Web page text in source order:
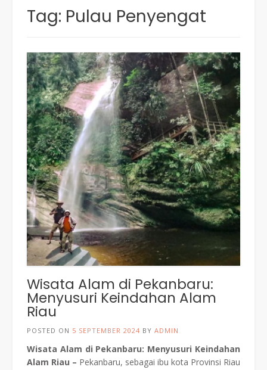
Tag: Pulau Penyengat
Wisata Alam di Pekanbaru:
Menyusuri Keindahan Alam
Riau
POSTED ON 5 SEPTEMBER 2024 BY ADMIN
Wisata Alam di Pekanbaru: Menyusuri Keindahan
Alam Riau – Pekanbaru, sebagai ibu kota Provinsi Riau